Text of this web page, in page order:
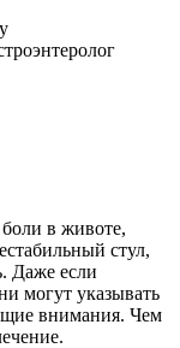
в животе,
стул,
Даже если
могут указывать
внимания. Чем